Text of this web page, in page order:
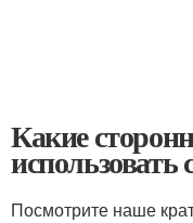
Какие
использовать
Посмотрите наше